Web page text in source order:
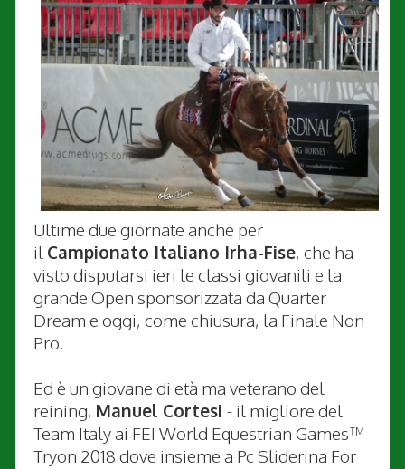
Ultime due giornate anche per
il Campionato Italiano Irha-Fise, che ha
visto disputarsi ieri le classi giovanili e la
grande Open sponsorizzata da Quarter
Dream e oggi, come chiusura, la Finale Non
Pro.
Ed è un giovane di età ma veterano del
reining, Manuel Cortesi - il migliore del
Team Italy ai FEI World Equestrian Games™
Tryon 2018 dove insieme a Pc Sliderina For